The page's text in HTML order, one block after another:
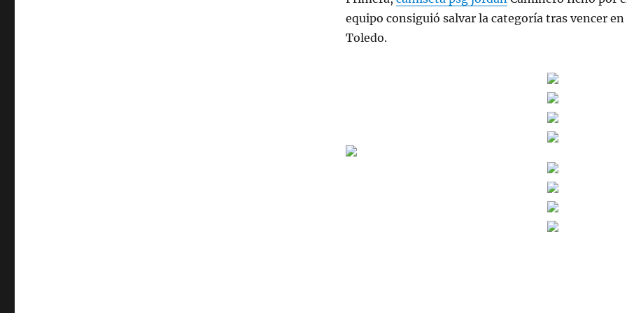
equipo consiguió salvar la categoría tras vencer
Toledo.